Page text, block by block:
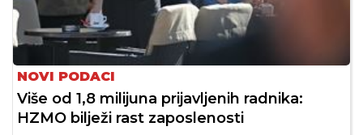
NOVI PODACI
Više od 1,8 milijuna prijavljenih radnika:
HZMO bilježi rast zaposlenosti